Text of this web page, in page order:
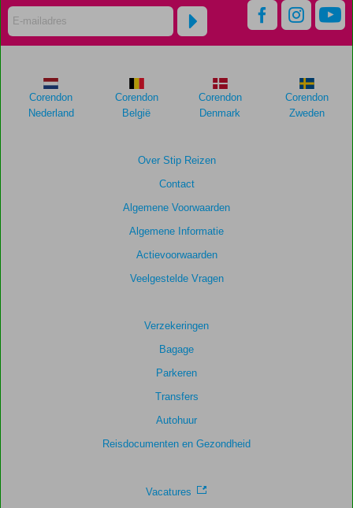
worden
meer
om
de
relevantie
8,9
Kamers
Kindvriendelijk
8,5
Over Stip Reizen
Contact
Algemene Voorwaarden
Algemene Informatie
Actievoorwaarden
Veelgestelde Vragen
Verzekeringen
Bagage
Parkeren
Transfers
Autohuur
Reisdocumenten en Gezondheid
Vacatures
Corendon
Nederland
Corendon
België
Corendon
Denmark
Corendon
Zweden